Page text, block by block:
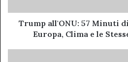
Clima
Trump all'ONU: 57 Minuti
Europa, Clima e le